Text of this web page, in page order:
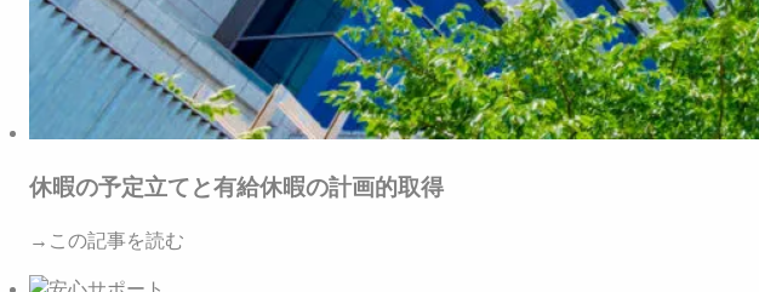
休暇の予定立てと有給休暇の計画的取得
→この記事を読む